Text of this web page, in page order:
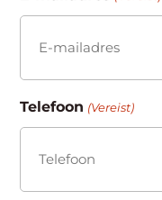
Telefoon (Vereist)